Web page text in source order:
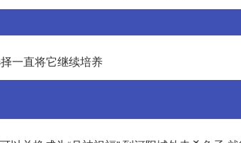
一直将它继续培养